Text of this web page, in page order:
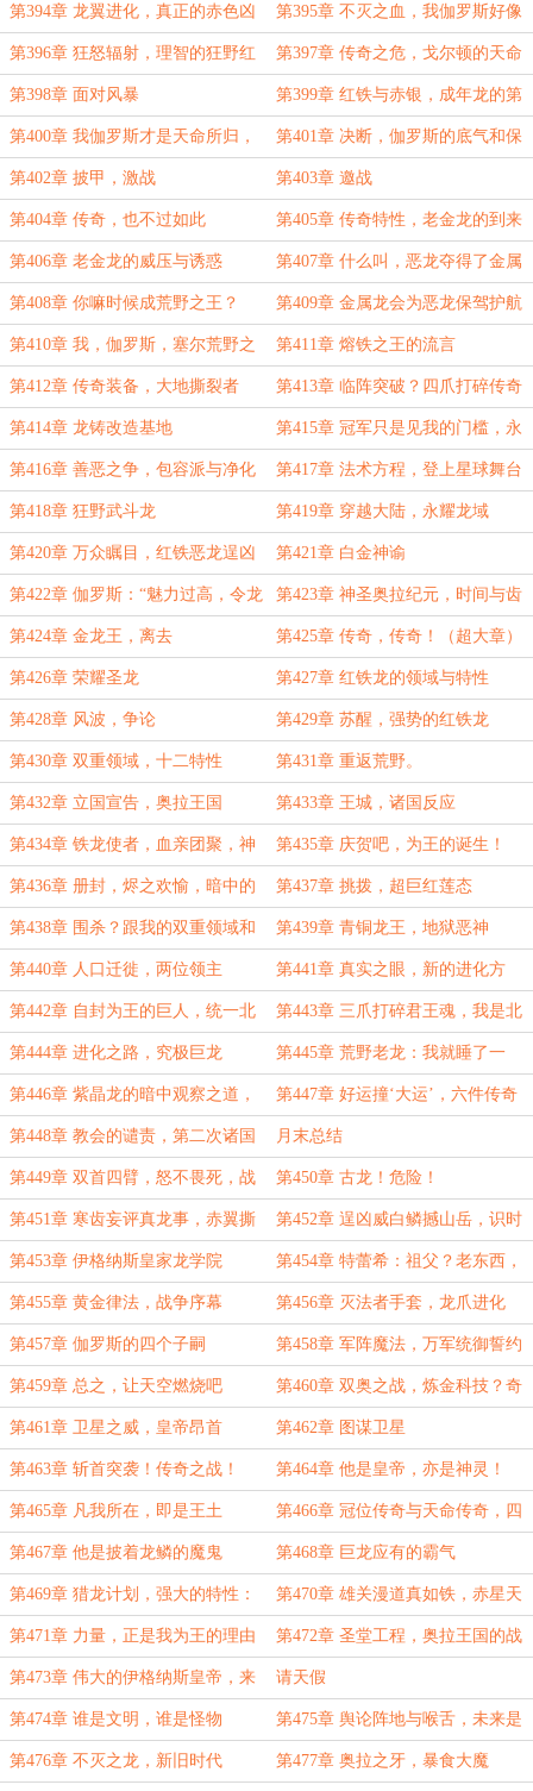
陆统一，王城之战
第394章 龙翼进化，真正的赤色凶
翼
第395章 不灭之血，我伽罗斯好像
无敌了
第396章 狂怒辐射，理智的狂野红
铁龙
第397章 传奇之危，戈尔顿的天命
论。
第398章 面对风暴 第399章 红铁与赤银，成年龙的第
一次
第400章 我伽罗斯才是天命所归，
危险来袭
第401章 决断，伽罗斯的底气和保
险
第402章 披甲，激战 第403章 邀战
第404章 传奇，也不过如此 第405章 传奇特性，老金龙的到来
第406章 老金龙的威压与诱惑 第407章 什么叫，恶龙夺得了金属
龙域冠军？
第408章 你嘛时候成荒野之王？ 第409章 金属龙会为恶龙保驾护航
吗？
第410章 我，伽罗斯，塞尔荒野之
王，伊格纳斯皇帝
第411章 熔铁之王的流言
第412章 传奇装备，大地撕裂者 第413章 临阵突破？四爪打碎传奇
梦！
第414章 龙铸改造基地 第415章 冠军只是见我的门槛，永
耀龙域
第416章 善恶之争，包容派与净化
派
第417章 法术方程，登上星球舞台
（求月票！）
第418章 狂野武斗龙 第419章 穿越大陆，永耀龙域
第420章 万众瞩目，红铁恶龙逞凶
威（超大章，求月票）
第421章 白金神谕
第422章 伽罗斯：“魅力过高，令龙
苦恼。”
第423章 神圣奥拉纪元，时间与齿
轮
第424章 金龙王，离去 第425章 传奇，传奇！（超大章）
第426章 荣耀圣龙 第427章 红铁龙的领域与特性
第428章 风波，争论 第429章 苏醒，强势的红铁龙
第430章 双重领域，十二特性 第431章 重返荒野。
第432章 立国宣告，奥拉王国 第433章 王城，诸国反应
第434章 铁龙使者，血亲团聚，神
秘传奇
第435章 庆贺吧，为王的诞生！
（大章）
第436章 册封，烬之欢愉，暗中的
危险（大章）
第437章 挑拨，超巨红莲态
第438章 围杀？跟我的双重领域和
十二特性说去吧（超大章）
第439章 青铜龙王，地狱恶神
第440章 人口迁徙，两位领主 第441章 真实之眼，新的进化方
向，失败预言
第442章 自封为王的巨人，统一北
境
第443章 三爪打碎君王魂，我是北
境真主人
第444章 进化之路，究极巨龙 第445章 荒野老龙：我就睡了一
觉，你说这里有主了？
第446章 紫晶龙的暗中观察之道，
好运到来
第447章 好运撞‘大运’，六件传奇
道具（超大章）
第448章 教会的谴责，第二次诸国
战争
月末总结
第449章 双首四臂，怒不畏死，战
争预兆
第450章 古龙！危险！
第451章 寒齿妄评真龙事，赤翼撕
天风雪开
第452章 逞凶威白鳞撼山岳，识时
务古龙伏首拜君王
第453章 伊格纳斯皇家龙学院 第454章 特蕾希：祖父？老东西，
你怎么还没死啊！
第455章 黄金律法，战争序幕 第456章 灭法者手套，龙爪进化
第457章 伽罗斯的四个子嗣 第458章 军阵魔法，万军统御誓约
第459章 总之，让天空燃烧吧 第460章 双奥之战，炼金科技？奇
技淫巧罢了！
第461章 卫星之威，皇帝昂首 第462章 图谋卫星
第463章 斩首突袭！传奇之战！
（大章，求月票）
第464章 他是皇帝，亦是神灵！
（超大高潮章，求月票）
第465章 凡我所在，即是王土 第466章 冠位传奇与天命传奇，四
枚龙蛋
第467章 他是披着龙鳞的魔鬼 第468章 巨龙应有的霸气
第469章 猎龙计划，强大的特性：
龙座之下
第470章 雄关漫道真如铁，赤星天
降碎作灰！
第471章 力量，正是我为王的理由
（超大章高潮）
第472章 圣堂工程，奥拉王国的战
略重器
第473章 伟大的伊格纳斯皇帝，来
到了他忠诚的土地
请天假
第474章 谁是文明，谁是怪物 第475章 舆论阵地与喉舌，未来是
属于我伽罗斯的！
第476章 不灭之龙，新旧时代 第477章 奥拉之牙，暴食大魔